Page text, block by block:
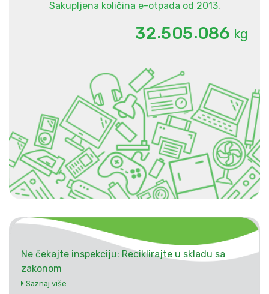
Sakupljena količina e-otpada od 2013.
32.505.086 kg
Ne čekajte inspekciju: Reciklirajte u skladu sa
zakonom
Saznaj više